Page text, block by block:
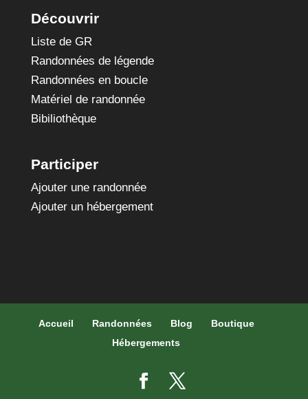
Découvrir
Liste de GR
Randonnées de légende
Randonnées en boucle
Matériel de randonnée
Bibiliothèque
Participer
Ajouter une randonnée
Ajouter un hébergement
Accueil Randonnées Blog
Boutique
Hébergements